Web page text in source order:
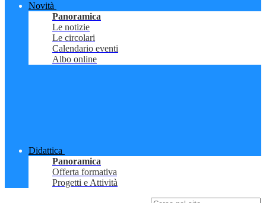
Novità
Panoramica
Le notizie
Le circolari
Calendario eventi
Albo online
Didattica
Panoramica
Offerta formativa
Progetti e Attività